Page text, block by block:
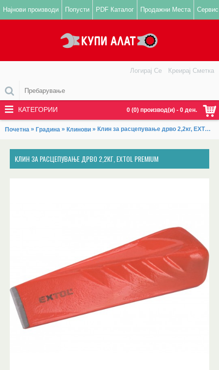
Најнови производи Попусти PDF Каталог Продажни Места Сервис
0 (0) производ(и) - 0 ден.
Логирај Се Креирај Сметка
КАТЕГОРИИ
Почетна » Градина » Клинови » Клин за расцепување дрво 2,2кг, EXTOL PREMIUM
КЛИН ЗА РАСЦЕПУВАЊЕ ДРВО 2,2КГ, EXTOL PREMIUM